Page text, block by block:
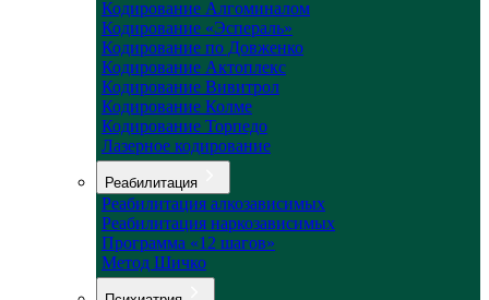
Кодирование Алгоминалом
Кодирование «Эспераль»
Кодирование по Довженко
Кодирование Актоплекс
Кодирование Вивитрол
Кодирование Колме
Кодирование Торпедо
Лазерное кодирование
Реабилитация
Реабилитация алкозависимых
Реабилитация наркозависимых
Программа «12 шагов»
Метод Шичко